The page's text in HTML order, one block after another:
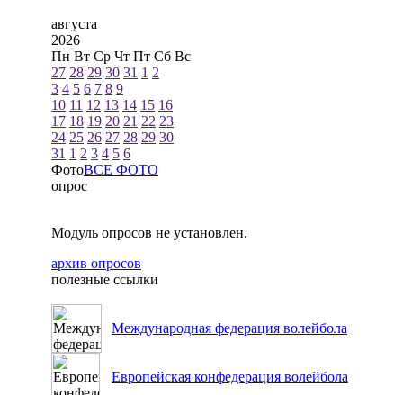
августа
2026
Пн Вт Ср Чт Пт Сб Вс
27 28 29 30 31 1 2
3 4 5 6 7 8 9
10 11 12 13 14 15 16
17 18 19 20 21 22 23
24 25 26 27 28 29 30
31 1 2 3 4 5 6
ФотоВСЕ ФОТО
опрос
Модуль опросов не установлен.
архив опросов
полезные ссылки
Международная федерация волейбола
Европейская конфедерация волейбола